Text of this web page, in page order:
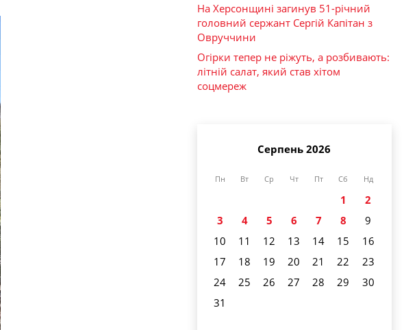
На Херсонщині загинув 51-річний
головний сержант Сергій Капітан з
Овруччини
Огірки тепер не ріжуть, а розбивають:
літній салат, який став хітом
соцмереж
Серпень 2026
Пн Вт Ср Чт Пт Сб Нд
1
2
3
4 5 6 7 8
9
10
11 12 13 14 15
16
17
18 19 20 21 22
23
24
25 26 27 28 29
30
31